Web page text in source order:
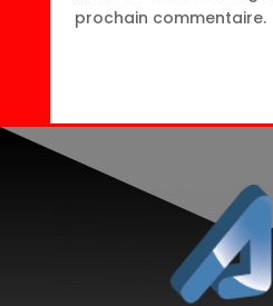
prochain commentaire.